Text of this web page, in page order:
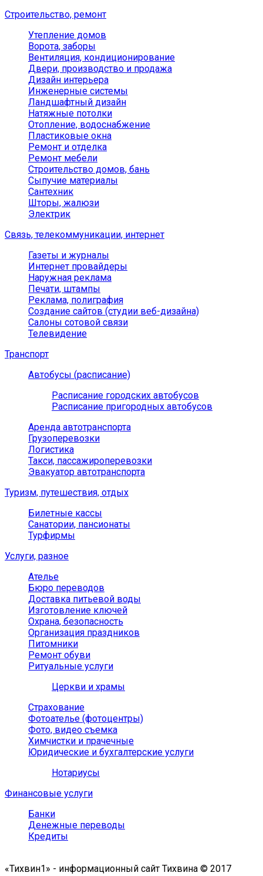
Строительство, ремонт
Утепление домов
Ворота, заборы
Вентиляция, кондиционирование
Двери, производство и продажа
Дизайн интерьера
Инженерные системы
Ландшафтный дизайн
Натяжные потолки
Отопление, водоснабжение
Пластиковые окна
Ремонт и отделка
Ремонт мебели
Строительство домов, бань
Сыпучие материалы
Сантехник
Шторы, жалюзи
Электрик
Связь, телекоммуникации, интернет
Газеты и журналы
Интернет провайдеры
Наружная реклама
Печати, штампы
Реклама, полиграфия
Создание сайтов (студии веб-дизайна)
Салоны сотовой связи
Телевидение
Транспорт
Автобусы (расписание)
Расписание городских автобусов
Расписание пригородных автобусов
Аренда автотранспорта
Грузоперевозки
Логистика
Такси, пассажироперевозки
Эвакуатор автотранспорта
Туризм, путешествия, отдых
Билетные кассы
Санатории, пансионаты
Турфирмы
Услуги, разное
Ателье
Бюро переводов
Доставка питьевой воды
Изготовление ключей
Охрана, безопасность
Организация праздников
Питомники
Ремонт обуви
Ритуальные услуги
Церкви и храмы
Страхование
Фотоателье (фотоцентры)
Фото, видео съемка
Химчистки и прачечные
Юридические и бухгалтерские услуги
Нотариусы
Финансовые услуги
Банки
Денежные переводы
Кредиты
«Тихвин1» - информационный сайт Тихвина © 2017